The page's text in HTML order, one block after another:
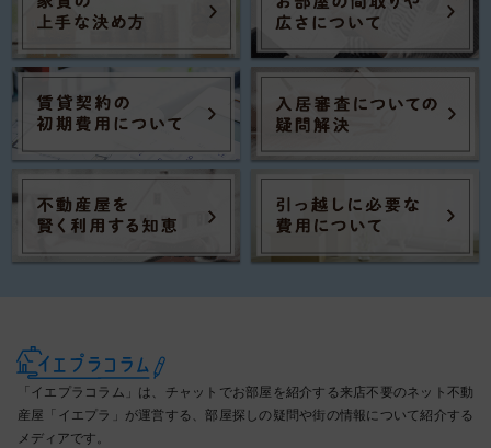
「イエプラコラム」は、チャットでお部屋を紹介する来店不要のネット不動
産屋「イエプラ」が運営する、部屋探しの疑問や街の情報について紹介する
メディアです。